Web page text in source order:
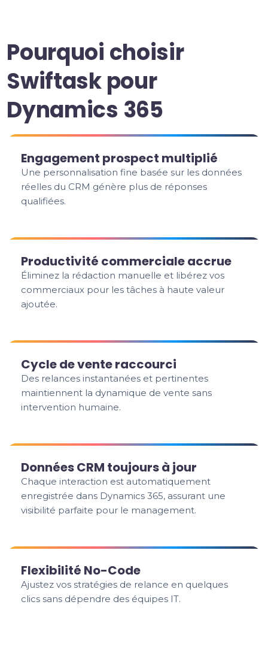
Pourquoi choisir
Swiftask pour
Dynamics 365
Engagement prospect multiplié
Une personnalisation fine basée sur les données
réelles du CRM génère plus de réponses
qualifiées.
Productivité commerciale accrue
Éliminez la rédaction manuelle et libérez vos
commerciaux pour les tâches à haute valeur
ajoutée.
Cycle de vente raccourci
Des relances instantanées et pertinentes
maintiennent la dynamique de vente sans
intervention humaine.
Données CRM toujours à jour
Chaque interaction est automatiquement
enregistrée dans Dynamics 365, assurant une
visibilité parfaite pour le management.
Flexibilité No-Code
Ajustez vos stratégies de relance en quelques
clics sans dépendre des équipes IT.